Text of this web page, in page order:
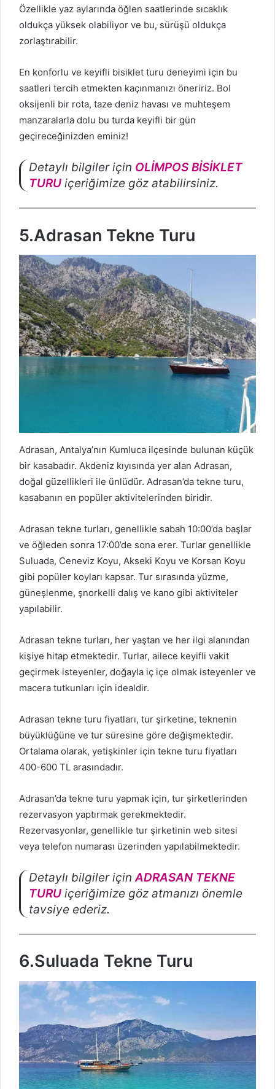
Özellikle yaz aylarında öğlen saatlerinde sıcaklık
oldukça yüksek olabiliyor ve bu, sürüşü oldukça
zorlaştırabilir.
En konforlu ve keyifli bisiklet turu deneyimi için bu
saatleri tercih etmekten kaçınmanızı öneririz. Bol
oksijenli bir rota, taze deniz havası ve muhteşem
manzaralarla dolu bu turda keyifli bir gün
geçireceğinizden eminiz!
Detaylı bilgiler için OLİMPOS BİSİKLET
TURU içeriğimize göz atabilirsiniz.
5.Adrasan Tekne Turu
Adrasan, Antalya’nın Kumluca ilçesinde bulunan küçük
bir kasabadır. Akdeniz kıyısında yer alan Adrasan,
doğal güzellikleri ile ünlüdür. Adrasan’da tekne turu,
kasabanın en popüler aktivitelerinden biridir.
Adrasan tekne turları, genellikle sabah 10:00’da başlar
ve öğleden sonra 17:00’de sona erer. Turlar genellikle
Suluada, Ceneviz Koyu, Akseki Koyu ve Korsan Koyu
gibi popüler koyları kapsar. Tur sırasında yüzme,
güneşlenme, şnorkelli dalış ve kano gibi aktiviteler
yapılabilir.
Adrasan tekne turları, her yaştan ve her ilgi alanından
kişiye hitap etmektedir. Turlar, ailece keyifli vakit
geçirmek isteyenler, doğayla iç içe olmak isteyenler ve
macera tutkunları için idealdir.
Adrasan tekne turu fiyatları, tur şirketine, teknenin
büyüklüğüne ve tur süresine göre değişmektedir.
Ortalama olarak, yetişkinler için tekne turu fiyatları
400-600 TL arasındadır.
Adrasan’da tekne turu yapmak için, tur şirketlerinden
rezervasyon yaptırmak gerekmektedir.
Rezervasyonlar, genellikle tur şirketinin web sitesi
veya telefon numarası üzerinden yapılabilmektedir.
Detaylı bilgiler içinADRASAN TEKNE
TURU içeriğimize göz atmanızı önemle
tavsiye ederiz.
6.Suluada Tekne Turu